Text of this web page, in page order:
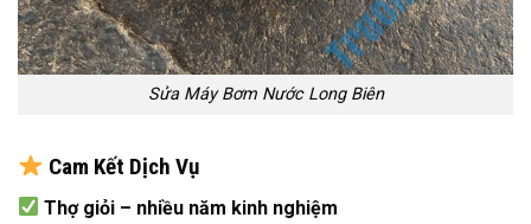
Sửa Máy Bơm Nước Long Biên
Cam Kết Dịch Vụ
Thợ giỏi – nhiều năm kinh nghiệm